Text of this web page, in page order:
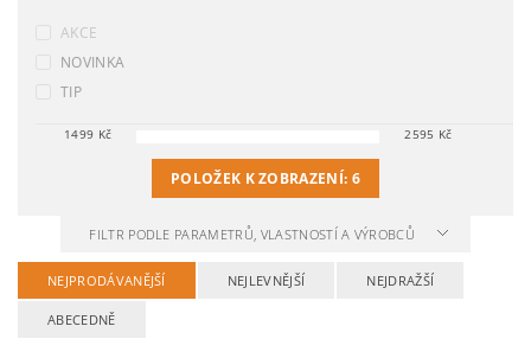
AKCE
NOVINKA
TIP
1499 Kč 2595 Kč
POLOŽEK K ZOBRAZENÍ: 6
FILTR PODLE PARAMETRŮ, VLASTNOSTÍ A VÝROBCŮ
NEJPRODÁVANĚJŠÍ NEJLEVNĚJŠÍ NEJDRAŽŠÍ
ABECEDNĚ